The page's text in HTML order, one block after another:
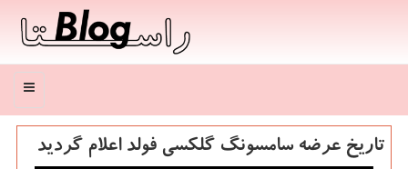
منو
تاریخ عرضه سامسونگ گلكسی فولد اعلام گردید